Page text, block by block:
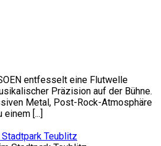
entfesselt eine Flutwelle
Präzision auf der Bühne.
Metal, Post-Rock-Atmosphäre
[...]
Teublitz